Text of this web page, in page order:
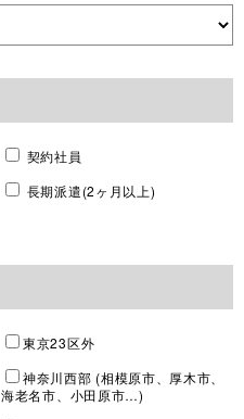
契約社員
長期派遣(2ヶ月以上)
東京23区外
神奈川西部 (相模原市、厚木市、
海老名市、小田原市…)